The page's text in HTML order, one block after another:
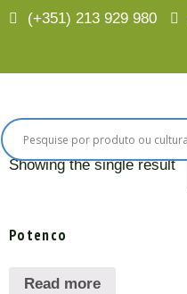
(+351) 213 929 980
Autonomos
Showing the single result
Potenco
Read more